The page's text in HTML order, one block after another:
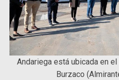
Andariega está ubicada en
Burzaco